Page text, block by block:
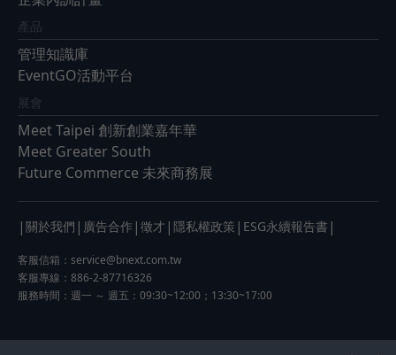
產品
管理知識庫
EventGO活動平台
展會
Meet Taipei 創新創業嘉年華
Meet Greater South
Future Commerce 未來商務展
| 關於我們 | 廣告合作 | 徵才 | 隱私權政策 | ESG永續報告書 |
客服信箱： service@bnext.com.tw
客服專線：886-2-87716326
服務時間：週一 ～ 週五：09:30~12:00；13:30~17:00